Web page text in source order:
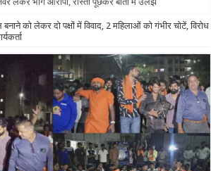
बनाने को लेकर दो पक्षों में विवाद, 2 महिलाओं को गंभीर चोटें, विरोध